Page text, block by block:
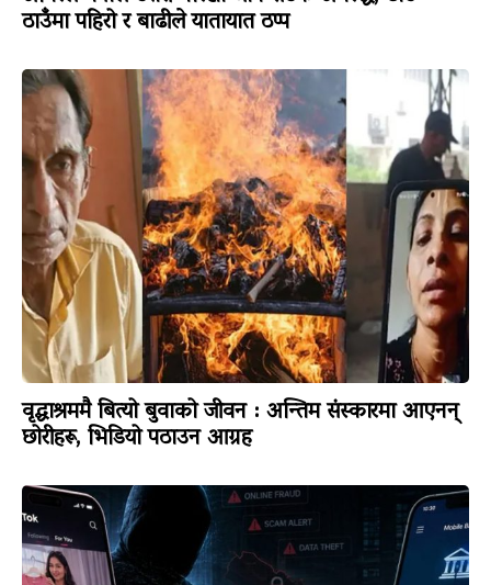
ठाउँमा पहिरो र बाढीले यातायात ठप्प
वृद्धाश्रममै बित्यो बुवाको जीवन : अन्तिम संस्कारमा आएनन्
छोरीहरू, भिडियो पठाउन आग्रह